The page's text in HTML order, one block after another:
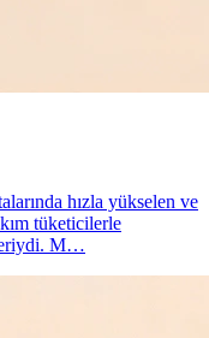
hızla yükselen ve
tüketicilerle
M…